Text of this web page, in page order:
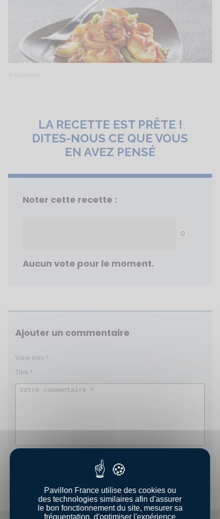
© Cooklook
LA RECETTE EST PRÊTE !
DITES-NOUS CE QUE VOUS
EN AVEZ PENSÉ
Noter cette recette :
0
Aucun vote pour le moment.
Ajouter un commentaire
Pavillon France utilise des cookies ou
des technologies similaires afin d'assurer
le bon fonctionnement du site, mesurer sa
fréquentation, d'optimiser l'expérience